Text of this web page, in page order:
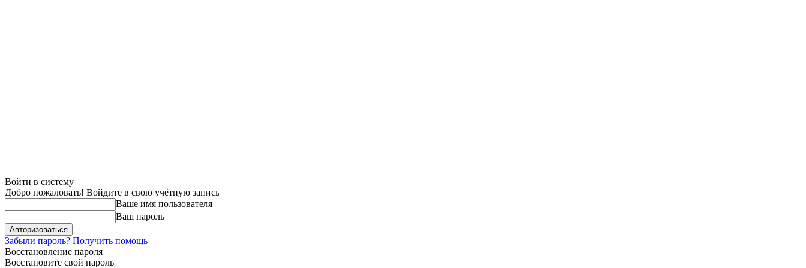
Войти в систему
Добро пожаловать! Войдите в свою учётную запись
Ваше имя пользователя
Ваш пароль
Забыли пароль? Получить помощь
Восстановление пароля
Восстановите свой пароль